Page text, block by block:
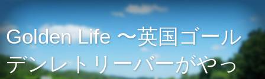
Golden Life 〜英国ゴール
デンレトリーバーがやっ